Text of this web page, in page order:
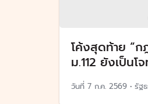
โค้งสุดท้าย “ก
ม.112 ยังเป็นโ
วันที่ 7 ก.ค. 2569 • รัฐ